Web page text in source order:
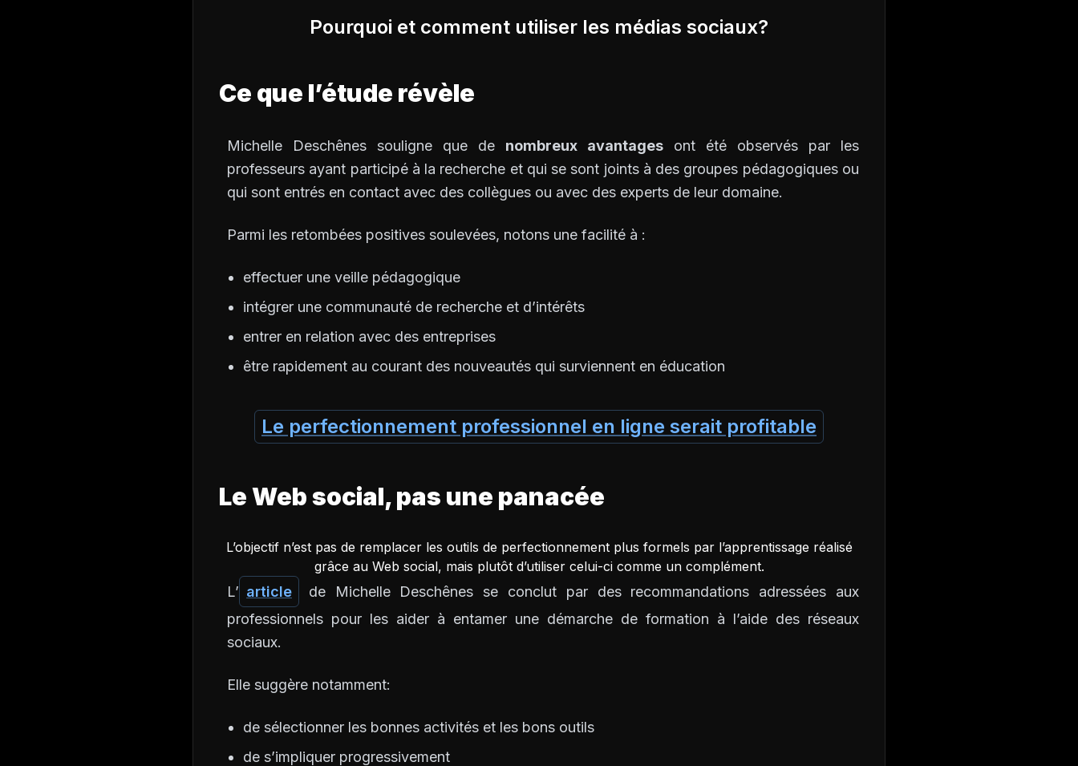
Pourquoi et comment utiliser les médias sociaux?
Ce que l’étude révèle
Michelle Deschênes souligne que de nombreux avantages ont été observés par les
professeurs ayant participé à la recherche et qui se sont joints à des groupes pédagogiques ou
qui sont entrés en contact avec des collègues ou avec des experts de leur domaine.
Parmi les retombées positives soulevées, notons une facilité à :
effectuer une veille pédagogique
intégrer une communauté de recherche et d’intérêts
entrer en relation avec des entreprises
être rapidement au courant des nouveautés qui surviennent en éducation
Le perfectionnement professionnel en ligne serait profitable
Le Web social, pas une panacée
L’objectif n’est pas de remplacer les outils de perfectionnement plus formels par l’apprentissage réalisé
grâce au Web social, mais plutôt d’utiliser celui-ci comme un complément.
L’ article
de Michelle Deschênes se conclut par des recommandations adressées aux
professionnels pour les aider à entamer une démarche de formation à l’aide des réseaux
sociaux.
Elle suggère notamment:
de sélectionner les bonnes activités et les bons outils
de s’impliquer progressivement